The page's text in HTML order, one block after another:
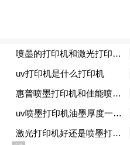
生命如此宝贵，来不
得对安全的轻慢与疏